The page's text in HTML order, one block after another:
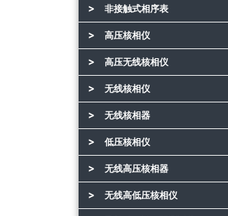
非接触式相序表
高压核相仪
高压无线核相仪
无线核相仪
无线核相器
低压核相仪
无线高压核相器
无线高低压核相仪